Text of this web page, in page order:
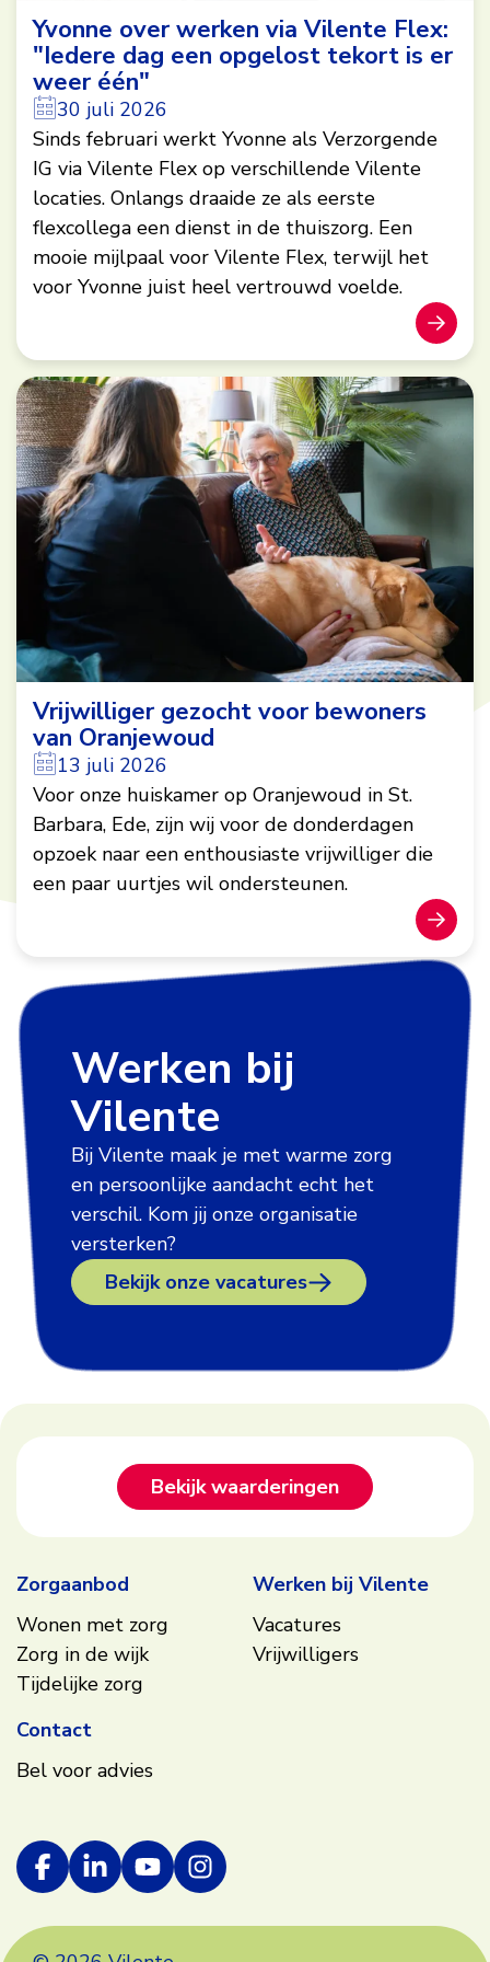
Yvonne over werken via Vilente Flex:
"Iedere dag een opgelost tekort is er
weer één"
30 juli 2026
Sinds februari werkt Yvonne als Verzorgende
IG via Vilente Flex op verschillende Vilente
locaties. Onlangs draaide ze als eerste
flexcollega een dienst in de thuiszorg. Een
mooie mijlpaal voor Vilente Flex, terwijl het
voor Yvonne juist heel vertrouwd voelde.
Vrijwilliger gezocht voor bewoners
van Oranjewoud
13 juli 2026
Voor onze huiskamer op Oranjewoud in St.
Barbara, Ede, zijn wij voor de donderdagen
opzoek naar een enthousiaste vrijwilliger die
een paar uurtjes wil ondersteunen.
Werken bij
Vilente
Bij Vilente maak je met warme zorg
en persoonlijke aandacht echt het
verschil. Kom jij onze organisatie
versterken?
Bekijk onze vacatures
Footer
Bekijk waarderingen
Zorgaanbod
Wonen met zorg
Zorg in de wijk
Tijdelijke zorg
Werken bij Vilente
Vacatures
Vrijwilligers
Contact
Bel voor advies